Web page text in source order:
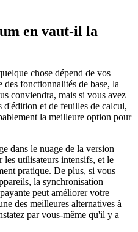
en vaut-il la
chose dépend de vos
des fonctionnalités de base, la
conviendra, mais si vous avez
d'édition et de feuilles de calcul,
la meilleure option pour
dans le nuage de la version
les utilisateurs intensifs, et le
pratique. De plus, si vous
la synchronisation
peut améliorer votre
des meilleures alternatives à
par vous-même qu'il y a